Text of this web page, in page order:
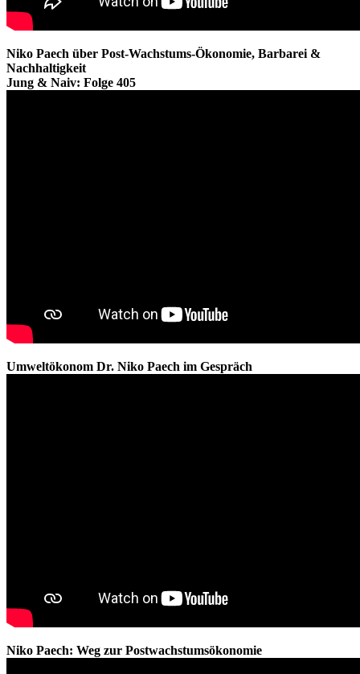
Niko Paech über Post-Wachstums-Ökonomie, Barbarei &
Nachhaltigkeit
Jung & Naiv: Folge 405
Umweltökonom Dr. Niko Paech im Gespräch
Niko Paech: Weg zur Postwachstumsökonomie